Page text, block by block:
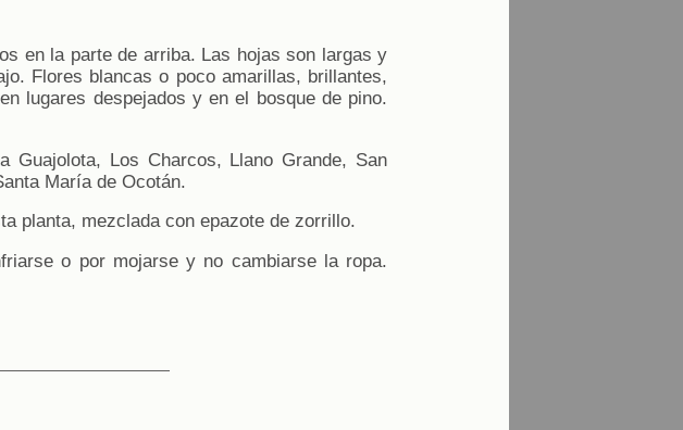
en la parte de arriba. Las hojas son largas y
Flores blancas o poco amarillas, brillantes,
lugares despejados y en el bosque de pino.
Guajolota, Los Charcos, Llano Grande, San
María de Ocotán.
planta, mezclada con epazote de zorrillo.
o por mojarse y no cambiarse la ropa.